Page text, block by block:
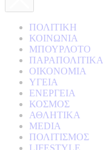
ΠΟΛΙΤΙΚΗ
ΚΟΙΝΩΝΙΑ
ΜΠΟΥΡΛΟΤΟ
ΠΑΡΑΠΟΛΙΤΙΚΑ
ΟΙΚΟΝΟΜΙΑ
ΥΓΕΙΑ
ΕΝΕΡΓΕΙΑ
ΚΟΣΜΟΣ
ΑΘΛΗΤΙΚΑ
MEDIA
ΠΟΛΙΤΙΣΜΟΣ
LIFESTYLE